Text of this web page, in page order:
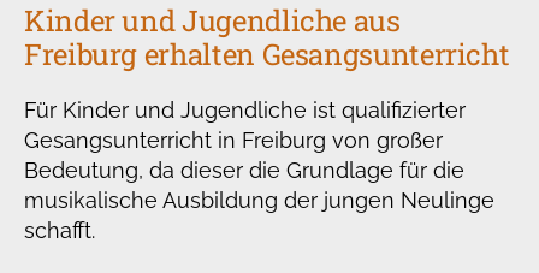
Kinder und Jugendliche aus
Freiburg erhalten Gesangsunterricht
Für Kinder und Jugendliche ist qualifizierter
Gesangsunterricht in Freiburg von großer
Bedeutung, da dieser die Grundlage für die
musikalische Ausbildung der jungen Neulinge
schafft.